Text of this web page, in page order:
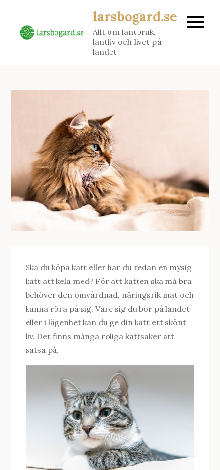
content
larsbogard.se
Allt om lantbruk,
lantliv och livet på
landet
Ska du köpa katt eller har du redan en mysig
katt att kela med? För att katten ska må bra
behöver den omvårdnad, näringsrik mat och
kunna röra på sig. Vare sig du bor på landet
eller i lägenhet kan du ge din katt ett skönt
liv. Det finns många roliga kattsaker att
satsa på.